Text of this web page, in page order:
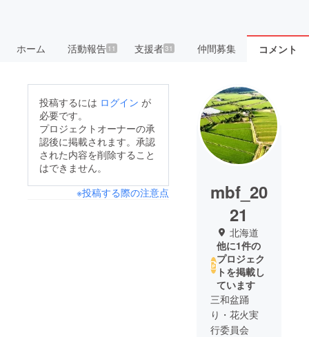
ホーム 活動報告11 支援者31 仲間募集 コメント
投稿するには ログイン が
必要です。
プロジェクトオーナーの承
認後に掲載されます。承認
された内容を削除すること
はできません。
※投稿する際の注意点
mbf_20
21
北海道
他に1件の
プロジェク
トを掲載し
ています
三和盆踊
り・花火実
行委員会